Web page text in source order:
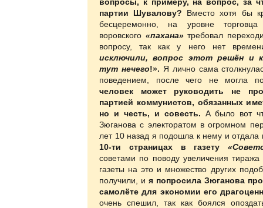
партии Шувалову? Вместо хотя бы
бесцеремонно, на уровне
воровского «пахана»требовал
вопросу, так как у него нет
исключили, вопрос этот решён и
тут нечего!». Я лично сама
поведением, после чего не могла
человек может руководить не
партией коммунистов, обязанных
но и честь, и совесть. А было вот
Зюганова с электоратом в огромном
лет 10 назад я подошла к нему и отдала
10-ти страницах в газету
советами по поводу увеличения тиража
газеты на это и множество других
получили, и я попросила Зюганова
самолёте для экономии его
очень спешил, так как боялся